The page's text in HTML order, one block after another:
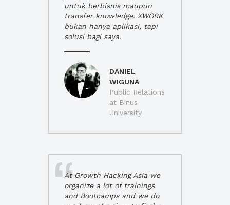
untuk berbisnis maupun
transfer knowledge. XWORK
bukan hanya aplikasi, tapi
solusi bagi saya.
DANIEL
WIGUNA
Public Relations
at Binus
University
At Growth Hacking Asia we
organize a lot of trainings
and Bootcamps and we do